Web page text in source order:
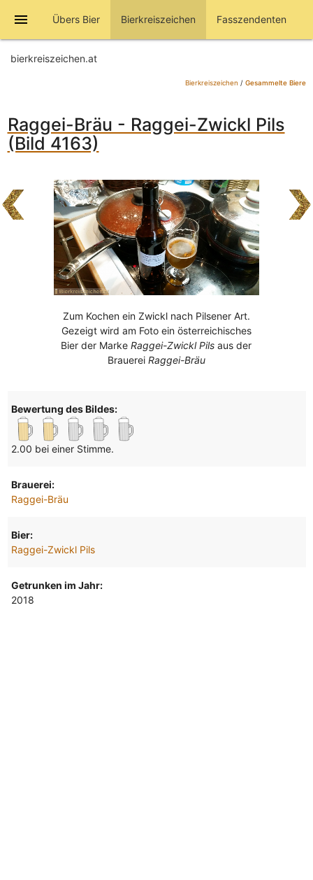
menu Übers Bier Bierkreiszeichen Fasszendenten
bierkreiszeichen.at
Bierkreiszeichen / Gesammelte Biere
Raggei-Bräu - Raggei-Zwickl Pils
(Bild 4163)
Zum Kochen ein Zwickl nach Pilsener Art.
Gezeigt wird am Foto ein österreichisches
Bier der MarkeRaggei-Zwickl Pils aus der
Brauerei Raggei-Bräu
Bewertung des Bildes:
2.00 bei einer Stimme.
Brauerei:
Raggei-Bräu
Bier:
Raggei-Zwickl Pils
Getrunken im Jahr:
2018